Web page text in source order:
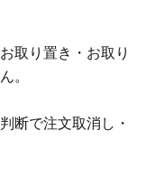
取り置き・お取り
。
断で注文取消し・